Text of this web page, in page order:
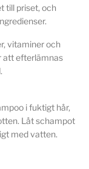
till priset, och
vitaminer och
att efterlämnas
i fuktigt hår,
Låt schampot
med vatten.